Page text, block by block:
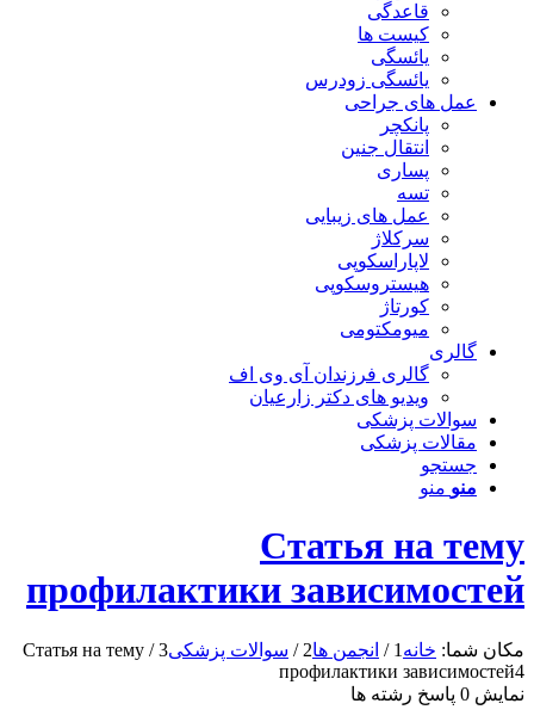
قاعدگی
کیست ها
یائسگی
یائسگی زودرس
عمل های جراحی
پانکچر
انتقال جنین
پساری
تسه
عمل های زیبایی
سرکلاژ
لاپاراسکوپی
هیستروسکوپی
کورتاژ
میومکتومی
گالری
گالری فرزندان آی وی اف
ویدیو های دکتر زارعیان
سوالات پزشکی
مقالات پزشکی
جستجو
منو منو
Статья на тему
профилактики зависимостей
مکان شما: خانه 1
/ انجمن ها2
/ سوالات پزشکی3
/
Статья на тему
профилактики зависимостей4
نمایش 0 پاسخ رشته ها